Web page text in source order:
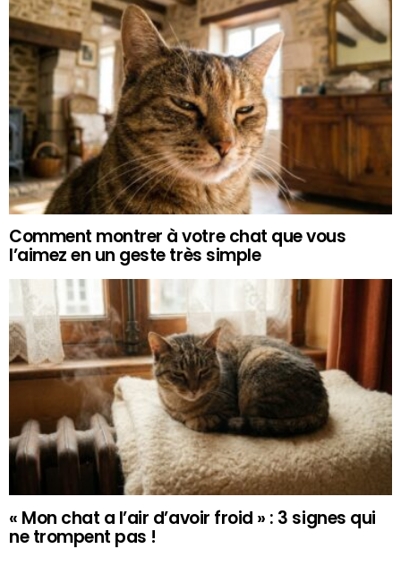
Comment montrer à votre chat que vous
l’aimez en un geste très simple
« Mon chat a l’air d’avoir froid » : 3 signes qui
ne trompent pas !